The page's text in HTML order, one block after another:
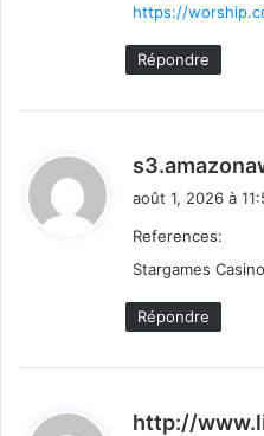
https://
Répondre
août 1, 2026 à
References:
Stargames
Répondre
http://